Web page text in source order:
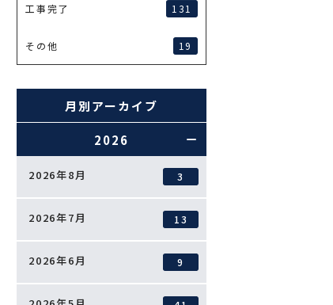
工事完了 131
その他 19
月別アーカイブ
2026
2026年8月 3
2026年7月 13
2026年6月 9